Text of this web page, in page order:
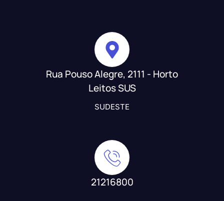
Rua Pouso Alegre, 2111 - Horto
Leitos SUS
SUDESTE
21216800